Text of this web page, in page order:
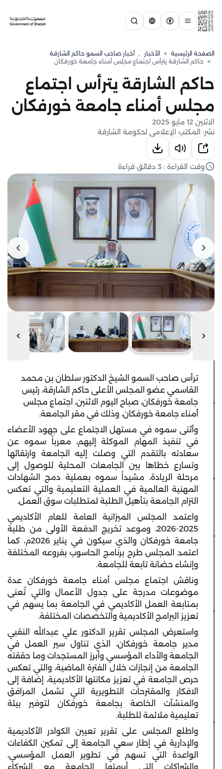
الصفحة الرئيسية > الأخبار , أخبار صاحب السمو حاكم الشارقة
> حاكم الشارقة يترأس اجتماع مجلس أمناء جامعة خورفكان
حاكم الشارقة يترأس اجتماع
مجلس أمناء جامعة خورفكان
الاثنين 12 مايو 2025
نشر: المكتب الإعلامي لحكومة الشارقة
وقت القراءة : 3 دقائق قراءة
ترأس صاحب السمو الشيخ الدكتور سلطان بن محمد
القاسمي عضو المجلس الأعلى حاكم الشارقة، رئيس
جامعة خورفكان، صباح اليوم الاثنين، اجتماع مجلس
أمناء جامعة خورفكان، وذلك في مقر الجامعة.
وأثنى سموه في مستهل الاجتماع على جهود الأعضاء
في تنفيذ المهام الموكلة إليهم، معرباً سموه عن
سعادته بالتقدم التي وصلت إليه الجامعة وارتقائها
وتسارع خطاها بين الجامعات المحلية للوصول إلى
مرحلة الريادة، مشيداً سموه بعملية دمج الشهادات
المهنية العالمية في العملية التعليمية والتي تعكس
التزام الجامعة بتأهيل الطلبة لمتطلبات سوق العمل.
واعتمد المجلس الميزانية العامة للعام الأكاديمي
2025-2026، وموعد تخريج الدفعة الأولى من طلبة
جامعة خورفكان والذي سيكون في يناير 2026م، كما
اعتمد المجلس طرح برنامج الحاسوب بفروعه المختلفة
وإنشاء حضانة تابعة للجامعة.
وناقش اجتماع مجلس أمناء جامعة خورفكان عدة
موضوعات مدرجة على جدول الأعمال والتي تُعنى
بمتابعة العمل الأكاديمي في الجامعة بما يسهم في
تعزيز البرامج الأكاديمية والتخصصات المختلفة.
واستعرض المجلس تقرير الدكتور علي عبدالله النقبي
مدير جامعة خورفكان، الذي تناول سير العمل في
الجامعة والأداء المؤسسي وأبرز المستجدات وما حققته
الجامعة من إنجازات خلال الفترة الماضية، والتي تعكس
حرص الجامعة في تعزيز مكانتها الأكاديمية، إضافة إلى
الافكار والمقترحات التطويرية التي تشمل المرافق
والمنشآت الخاصة بجامعة خورفكان لتوفير بيئة
تعليمية ملائمة للطلبة.
واطلع المجلس على تقرير تعيين الكوادر الأكاديمية
والإدارية في إطار سعي الجامعة إلى تمكين الكفاءات
الواعدة التي تسهم في تطوير العمل المؤسسي،
والشراكات التي أبرمتها الجامعة مع الشركاء